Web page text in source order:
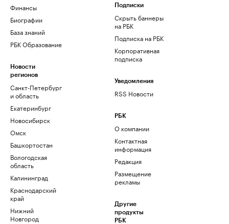
Финансы
Биографии
База знаний
РБК Образование
Новости
регионов
Санкт-Петербург
и область
Екатеринбург
Новосибирск
Омск
Башкортостан
Вологодская
область
Калининград
Краснодарский
край
Нижний
Новгород
Подписки
Скрыть баннеры
на РБК
Подписка на РБК
Корпоративная
подписка
Уведомления
RSS Новости
РБК
О компании
Контактная
информация
Редакция
Размещение
рекламы
Другие
продукты
РБК